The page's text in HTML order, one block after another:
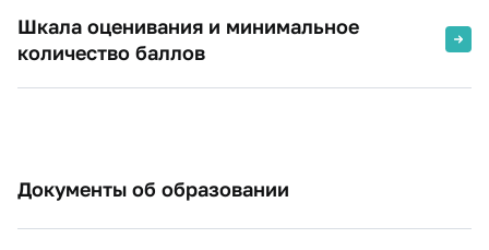
Шкала оценивания и минимальное
количество баллов
Документы об образовании